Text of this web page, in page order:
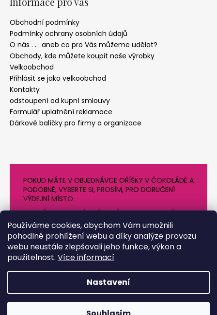
Používáme cookies, abychom Vám umožnili
pohodlné prohlížení webu a díky analýze provozu
webu neustále zlepšovali jeho funkce, výkon a
použitelnost. Více informací
Nastavení
Obchodní podmínky
Podmínky ochrany osobních údajů
O nás . . . aneb co pro Vás můžeme udělat?
Obchody, kde můžete koupit naše výrobky
Velkoobchod
Přihlásit se jako velkoobchod
Kontakty
odstoupení od kupní smlouvy
Formulář uplatnění reklamace
Dárkové balíčky pro firmy a organizace
POKUD MÁTE V OBJEDNÁVCE OŘÍŠKY V ČOKOLÁDĚ A
PODOBNĚ, VYBERTE SI, PROSÍM, PRO DORUČENÍ
VÝDEJNÍ MÍSTO.
NEVYBÍREJTE PROSÍM VÝDEJNÍ BOXY V OBDOBÍ
VYSOKÝCH TEPLOT